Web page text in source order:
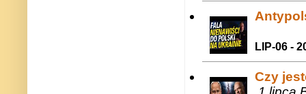
LIP-06 -
Czy